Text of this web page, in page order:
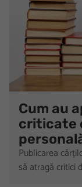
Cum au
criticate
Publicarea
să atragă critici